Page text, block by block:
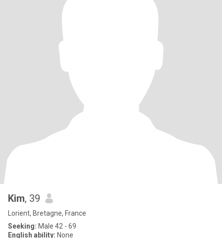
Kim, 39
Lorient, Bretagne, France
Seeking: Male 42 - 69
English ability: None